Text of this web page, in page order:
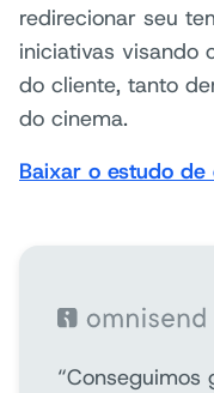
redirecionar seu
iniciativas visando
do cliente, tanto
do cinema.
Baixar o estudo